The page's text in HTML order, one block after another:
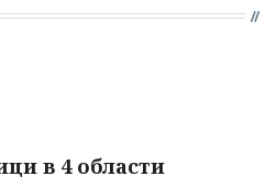
в 4 области